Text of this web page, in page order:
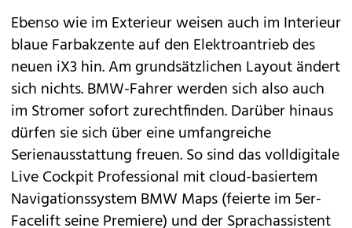
Ebenso wie im Exterieur weisen auch im Interieur
blaue Farbakzente auf den Elektroantrieb des
neuen iX3 hin. Am grundsätzlichen Layout ändert
sich nichts. BMW-Fahrer werden sich also auch
im Stromer sofort zurechtfinden. Darüber hinaus
dürfen sie sich über eine umfangreiche
Serienausstattung freuen. So sind das volldigitale
Live Cockpit Professional mit cloud-basiertem
Navigationssystem BMW Maps (feierte im 5er-
Facelift seine Premiere) und der Sprachassistent